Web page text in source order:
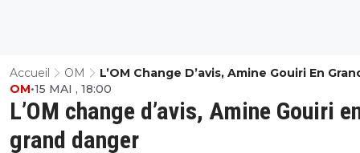
Accueil OM
L’OM Change D’avis, Amine Gouiri En
Danger
L’OM change d’avis, Amine Gouiri
grand danger
OM•15 MAI , 18:00